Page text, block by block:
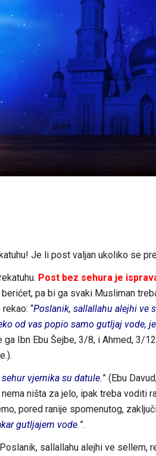
Je li post valjan ukoliko se
Post bez sehura je
pa bi ga svaki Musliman
“Poslanik, sallallahu alejhi ve
od vas popio samo gutljaj vode,
ga Ibn Ebu Šejbe, 3/8, i Ahmed, 3/
vjernika su datule.” (Ebu
ništa za jelo, ipak treba voditi
pored ranije spomenutog,
gutljajem vode.”.
sallallahu alejhi ve sellem,